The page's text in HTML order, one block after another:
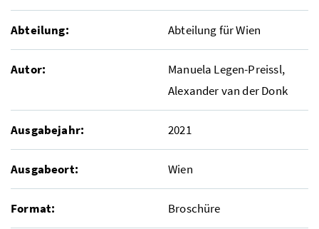
Abteilung: Abteilung für Wien
Autor:
Manuela Legen-Preissl,
Alexander van der Donk
Ausgabejahr: 2021
Ausgabeort: Wien
Format: Broschüre